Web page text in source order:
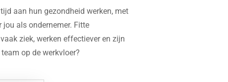
aan hun gezondheid werken, met
als ondernemer. Fitte
ziek, werken effectiever en zijn
op de werkvloer?